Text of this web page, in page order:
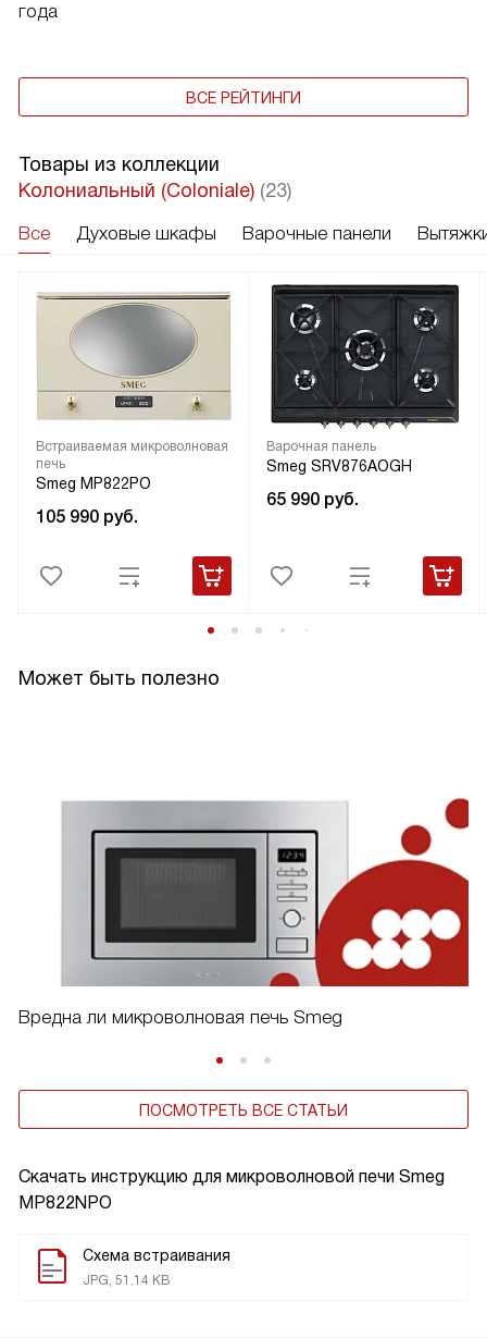
Скачать инструкцию для микроволновой печи Smeg
MP822NPO
Схема встраивания
JPG, 51.14 KB
года
ВСЕ РЕЙТИНГИ
Товары из коллекции
Колониальный (Coloniale) (23)
Все Духовые шкафы Варочные панели
Встраиваемая микроволновая
печь
Smeg MP822PO
105 990 руб.
Варочная панель
Smeg SRV876AOGH
65 990 руб.
Может быть полезно
Вредна ли микроволновая печь Smeg
ПОСМОТРЕТЬ ВСЕ СТАТЬИ